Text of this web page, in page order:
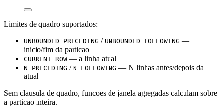
Limites de quadro suportados:
UNBOUNDED PRECEDING / UNBOUNDED FOLLOWING —
inicio/fim da particao
CURRENT ROW — a linha atual
N PRECEDING / N FOLLOWING — N linhas antes/depois da
atual
Sem clausula de quadro, funcoes de janela agregadas calculam sobre
a particao inteira.